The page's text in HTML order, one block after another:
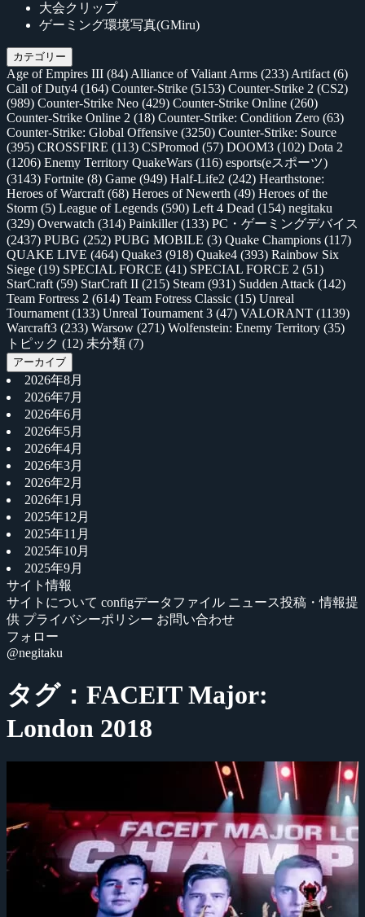
大会クリップ
ゲーミング環境写真(GMiru)
カテゴリー
Age of Empires III (84) Alliance of Valiant Arms (233) Artifact (6)
Call of Duty4 (164) Counter-Strike (5153) Counter-Strike 2 (CS2)
(989) Counter-Strike Neo (429) Counter-Strike Online (260)
Counter-Strike Online 2 (18) Counter-Strike: Condition Zero (63)
Counter-Strike: Global Offensive (3250) Counter-Strike: Source
(395) CROSSFIRE (113) CSPromod (57) DOOM3 (102) Dota 2
(1206) Enemy Territory QuakeWars (116) esports(eスポーツ)
(3143) Fortnite (8) Game (949) Half-Life2 (242) Hearthstone:
Heroes of Warcraft (68) Heroes of Newerth (49) Heroes of the
Storm (5) League of Legends (590) Left 4 Dead (154) negitaku
(329) Overwatch (314) Painkiller(133) PC・ゲーミングデバイス
(2437) PUBG (252) PUBG MOBILE (3) Quake Champions (117)
QUAKE LIVE (464) Quake3 (918) Quake4 (393) Rainbow Six
Siege (19) SPECIAL FORCE (41) SPECIAL FORCE 2 (51)
StarCraft (59) StarCraft II (215) Steam (931) Sudden Attack (142)
Team Fortress 2 (614) Team Fotress Classic (15) Unreal
Tournament (133) Unreal Tournament 3 (47) VALORANT (1139)
Warcraft3 (233) Warsow (271) Wolfenstein: Enemy Territory (35)
トピック (12) 未分類 (7)
アーカイブ
2026年8月
2026年7月
2026年6月
2026年5月
2026年4月
2026年3月
2026年2月
2026年1月
2025年12月
2025年11月
2025年10月
2025年9月
サイト情報
サイトについて configデータファイル ニュース投稿・情報提
供 プライバシーポリシー お問い合わせ
フォロー
@negitaku
タグ：FACEIT Major:
London 2018